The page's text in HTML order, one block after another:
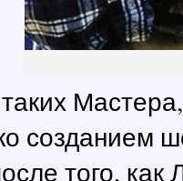
созданием
того,